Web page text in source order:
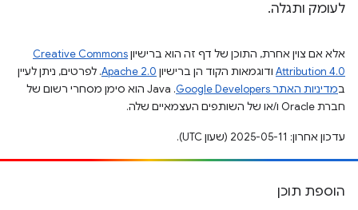
לעומק ותגלה.
אלא אם צוין אחרת, התוכן של דף זה הוא ברישיוןCreative Commons
Attribution 4.0 ודוגמאות הקוד הן ברישיון Apache 2.0. לפרטים, ניתן לעיין
במדיניות האתר Google Developers‏
.‏ Java הוא סימן מסחרי רשום של
חברת Oracle ו/או של השותפים העצמאיים שלה.
עדכון אחרון: 2025-05-11 (שעון UTC).
הוספת תוכן